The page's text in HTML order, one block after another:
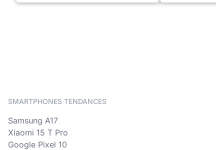
SMARTPHONES TENDANCES
Samsung A17
Xiaomi 15 T Pro
Google Pixel 10